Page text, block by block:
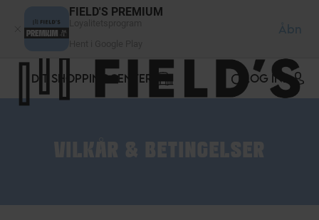
FIELD'S PREMIUM
Åbn
DIT SHOPPINGCENTER LOG IND
CCookie-styringspanel